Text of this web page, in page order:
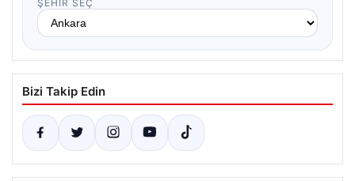
ŞEHIR SEÇ
Bizi Takip Edin